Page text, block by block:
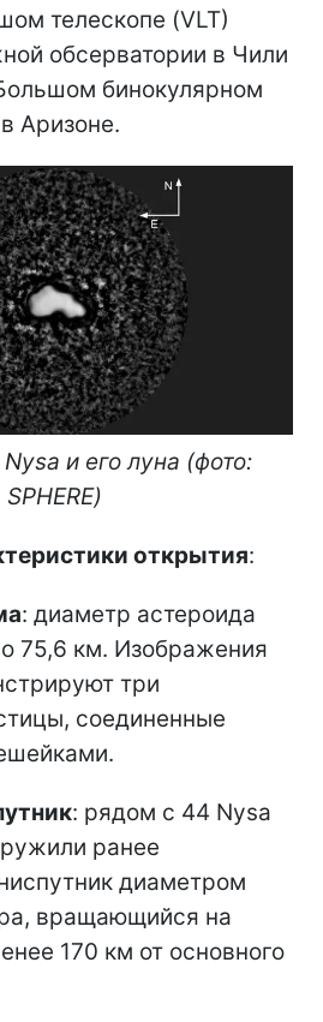
телескопе (VLT)
обсерватории в Чили
бинокулярном
Аризоне.
и его луна (фото:
SPHERE)
открытия:
: диаметр астероида
75,6 км. Изображения
три
соединенные
: рядом с 44 Nysa
ранее
диаметром
вращающийся на
170 км от основного